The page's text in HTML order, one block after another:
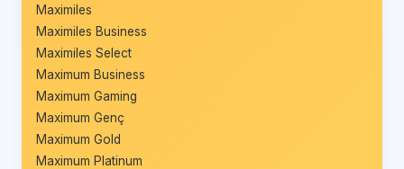
Maximiles
Maximiles Business
Maximiles Select
Maximum Business
Maximum Gaming
Maximum Genç
Maximum Gold
Maximum Platinum